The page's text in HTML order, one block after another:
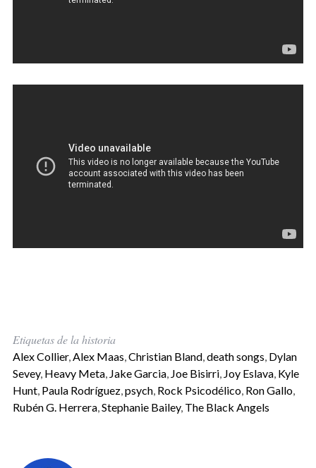
Etiquetas de la historia
Alex Collier,Alex Maas,Christian Bland,death songs, Dylan
Sevey, Heavy Meta, Jake Garcia, Joe Bisirri, Joy Eslava, Kyle
Hunt, Paula Rodríguez,psych, Rock Psicodélico, Ron Gallo,
Rubén G. Herrera,Stephanie Bailey, The Black Angels